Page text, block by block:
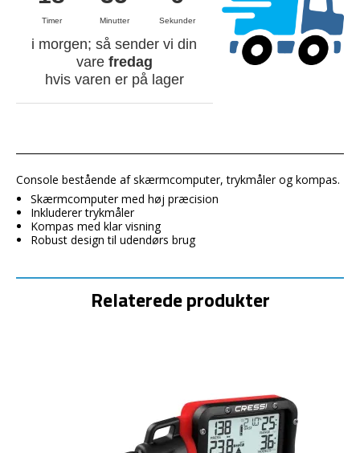
Timer Minutter Sekunder
i morgen; så sender vi din
vare fredag
hvis varen er på lager
Console bestående af skærmcomputer, trykmåler og kompas.
Skærmcomputer med høj præcision
Inkluderer trykmåler
Kompas med klar visning
Robust design til udendørs brug
Relaterede produkter